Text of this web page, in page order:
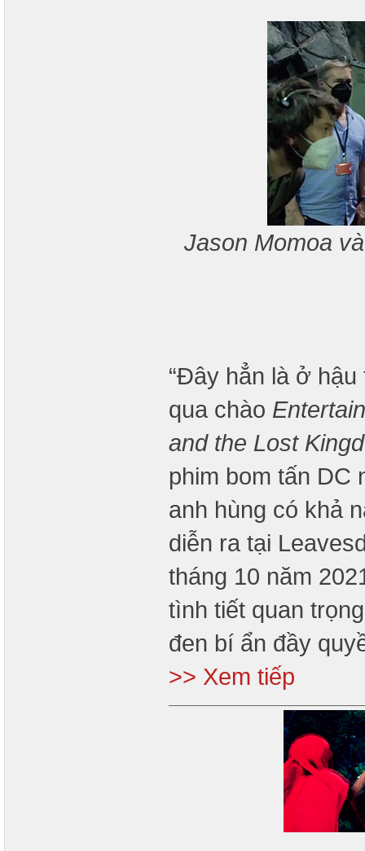
Jason Momoa
“Đây hẳn là ở
qua chào
and the Lost
phim bom tấn DC
anh hùng có khả
diễn ra tại
tháng 10 năm
tình tiết quan
đen bí ẩn đầy
>> Xem tiếp